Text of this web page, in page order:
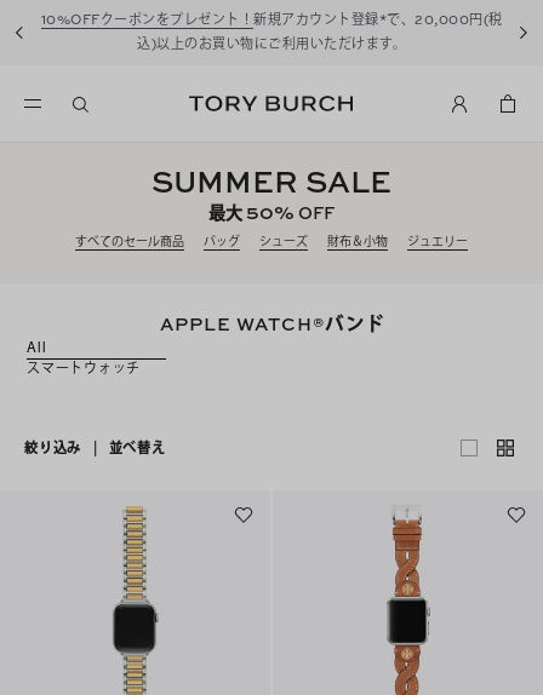
10%OFFクーポンをプレゼント！ 新規アカウント登録*で、20,000円(税
込)以上のお買い物にご利用いただけます。
SUMMER SALE
最大50% OFF
すべてのセール商品 バッグ シューズ 財布＆小物 ジュエリー
APPLE WATCH®バンド
All
スマートウォッチ
絞り込み 並べ替え